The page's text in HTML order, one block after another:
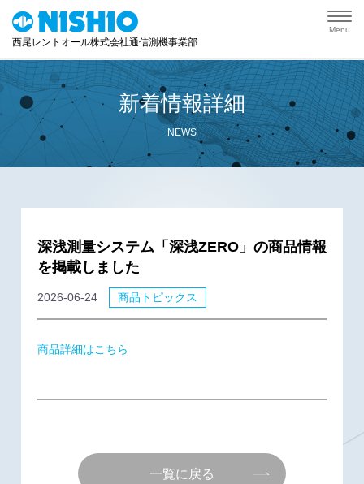
西尾レントオール株式会社通信測機事業部
Menu
新着情報詳細
NEWS
深浅測量システム「深浅ZERO」の商品情報
を掲載しました
2026-06-24 商品トピックス
商品詳細はこちら
一覧に戻る